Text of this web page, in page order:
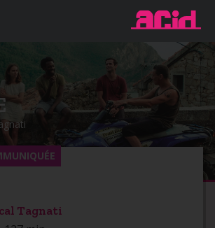
Tagnati